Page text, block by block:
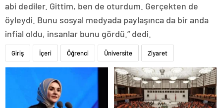
abi dediler. Gittim, ben de oturdum. Gerçekten de
öyleydi. Bunu sosyal medyada paylaşınca da bir anda
infial oldu, insanlar bunu gördü.” dedi.
Giriş İçeri Öğrenci Üniversite Ziyaret